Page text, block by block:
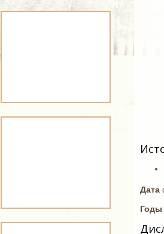
Дата
Годы